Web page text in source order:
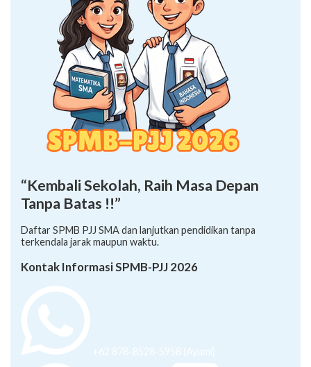
“Kembali Sekolah, Raih Masa Depan
Tanpa Batas !!”
Daftar SPMB PJJ SMA dan lanjutkan pendidikan tanpa
terkendala jarak maupun waktu.
Kontak Informasi SPMB-PJJ 2026
+62 878-8528-5958 (Ayumi)